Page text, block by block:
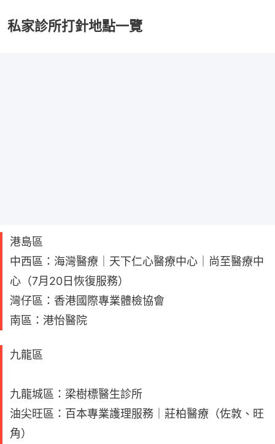
私家診所打針地點一覽
港島區
中西區：海灣醫療｜天下仁心醫療中心｜尚至醫療中
心（7月20日恢復服務）
灣仔區：香港國際專業體檢協會
南區：港怡醫院
九龍區
九龍城區：梁樹標醫生診所
油尖旺區：百本專業護理服務｜莊柏醫療（佐敦、旺
角）